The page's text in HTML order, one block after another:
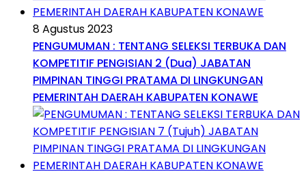
8 Agustus 2023
PENGUMUMAN : TENTANG SELEKSI TERBUKA DAN
KOMPETITIF PENGISIAN 2 (Dua) JABATAN
PIMPINAN TINGGI PRATAMA DI LINGKUNGAN
PEMERINTAH DAERAH KABUPATEN KONAWE